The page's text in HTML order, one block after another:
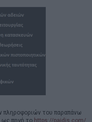
πληροφοριών του παραπάνω